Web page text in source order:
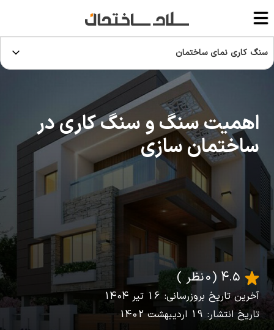
سنگ کاری نمای ساختمان
اهمیت سنگ و سنگ کاری در
ساختمان سازی
آخرین تاریخ بروزرسانی: 16 تیر 1404
تاریخ انتشار: 19 اردیبهشت 1402
(0 نظر )